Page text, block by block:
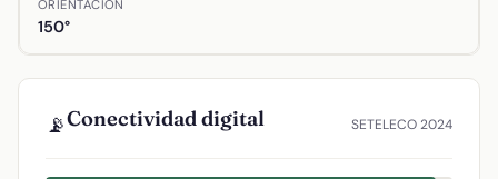
ORIENTACIÓN
150°
📡Conectividad digital SETELECO 2024